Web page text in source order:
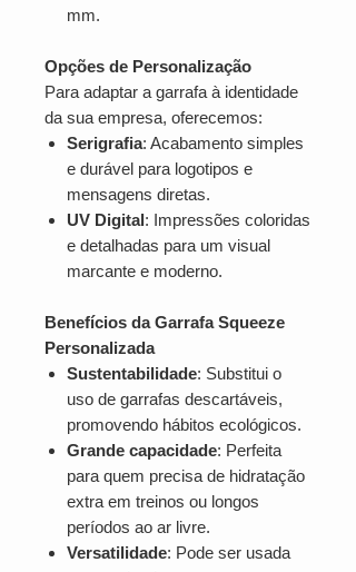
mm.
Opções de Personalização
Para adaptar a garrafa à identidade
da sua empresa, oferecemos:
Serigrafia: Acabamento simples
e durável para logotipos e
mensagens diretas.
UV Digital: Impressões coloridas
e detalhadas para um visual
marcante e moderno.
Benefícios da Garrafa Squeeze
Personalizada
Sustentabilidade: Substitui o
uso de garrafas descartáveis,
promovendo hábitos ecológicos.
Grande capacidade: Perfeita
para quem precisa de hidratação
extra em treinos ou longos
períodos ao ar livre.
Versatilidade: Pode ser usada